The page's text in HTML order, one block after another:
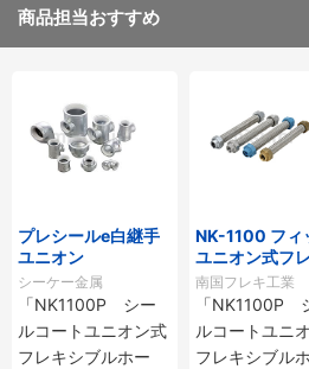
商品担当おすすめ
プレシールe白継手
ユニオン
シーケー金属
「NK1100P シー
ルコートユニオン式
フレキシブルホー
NK-1100 フィ
ユニオン式フ
ブルホース
南国フレキ工業
「NK1100P
ルコートユニ
フレキシブル